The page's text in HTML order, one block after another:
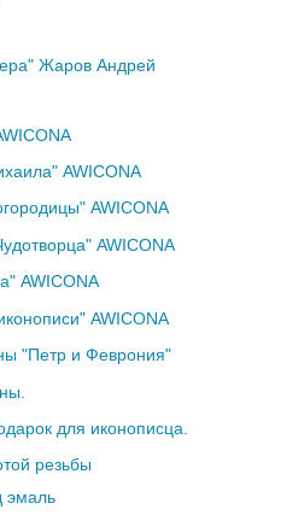
Жаров Андрей
AWICONA
AWICONA
AWICONA
AWICONA
AWICONA
"Петр и Феврония"
для иконописца.
резьбы
эмаль